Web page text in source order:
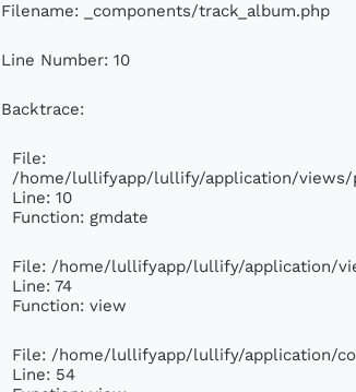
Filename: _components/track_album.php
Line Number: 10
Backtrace:
File:
/home/lullifyapp/lullify/application/views/
Line: 10
Function: gmdate
File: /home/lullifyapp/lullify/application/
Line: 74
Function: view
File: /home/lullifyapp/lullify/application/
Line: 54